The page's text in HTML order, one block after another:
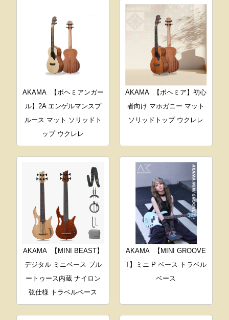
AKAMA
【ボヘミアンガー
ル】2A エンゲルマンスプ
ルース マット ソリッドト
ップ ウクレレ
AKAMA
【ボヘミア】初心
者向け マホガニー マット
ソリッドトップ ウクレレ
AKAMA
【MINI BEAST】
デジタル ミニベース ブル
ートゥース内蔵 ナイロン
弦仕様 トラベルベース
AKAMA
【MINI GROOVE
T】ミニ P ベース トラベル
ベース